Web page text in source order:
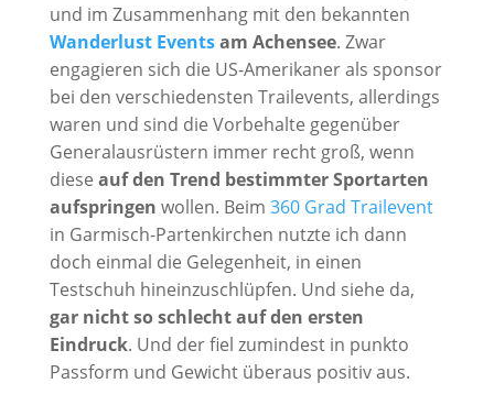
und im Zusammenhang mit den bekannten
Wanderlust Eventsam Achensee. Zwar
engagieren sich die US-Amerikaner als sponsor
bei den verschiedensten Trailevents, allerdings
waren und sind die Vorbehalte gegenüber
Generalausrüstern immer recht groß, wenn
diese auf den Trend bestimmter Sportarten
aufspringen wollen. Beim 360 Grad Trailevent
in Garmisch-Partenkirchen nutzte ich dann
doch einmal die Gelegenheit, in einen
Testschuh hineinzuschlüpfen. Und siehe da,
gar nicht so schlecht auf den ersten
Eindruck. Und der fiel zumindest in punkto
Passform und Gewicht überaus positiv aus.